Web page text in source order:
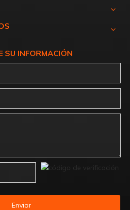
SU INFORMACIÓN
Enviar